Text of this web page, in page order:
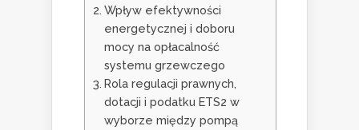
Wpływ efektywności
energetycznej i doboru
mocy na opłacalność
systemu grzewczego
Rola regulacji prawnych,
dotacji i podatku ETS2 w
wyborze między pompą